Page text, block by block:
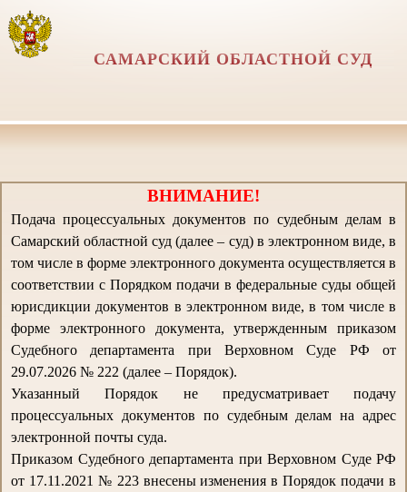
САМАРСКИЙ ОБЛАСТНОЙ СУД
ВНИМАНИЕ!
Подача процессуальных документов по судебным делам в
Самарский областной суд (далее – суд) в электронном виде, в
том числе в форме электронного документа осуществляется в
соответствии с Порядком подачи в федеральные суды общей
юрисдикции документов в электронном виде, в том числе в
форме электронного документа, утвержденным приказом
Судебного департамента при Верховном Суде РФ от
29.07.2026 № 222 (далее – Порядок).
Указанный Порядок не предусматривает подачу
процессуальных документов по судебным делам на адрес
электронной почты суда.
Приказом Судебного департамента при Верховном Суде РФ
от 17.11.2021 № 223 внесены изменения в Порядок подачи в